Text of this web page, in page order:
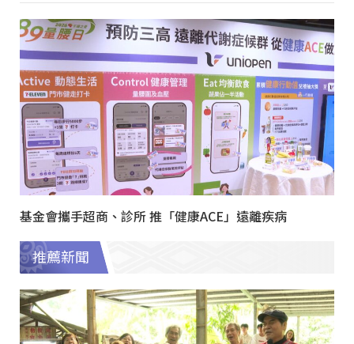
基金會攜手超商、診所 推「健康ACE」遠離疾病
推薦新聞